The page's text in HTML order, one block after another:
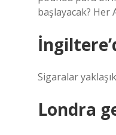
başlayacak? Her
Sigaralar
Londra